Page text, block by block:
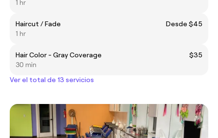
1 hr
Haircut / Fade
Desde $45
1 hr
Hair Color - Gray Coverage
$35
30 min
Ver el total de 13 servicios